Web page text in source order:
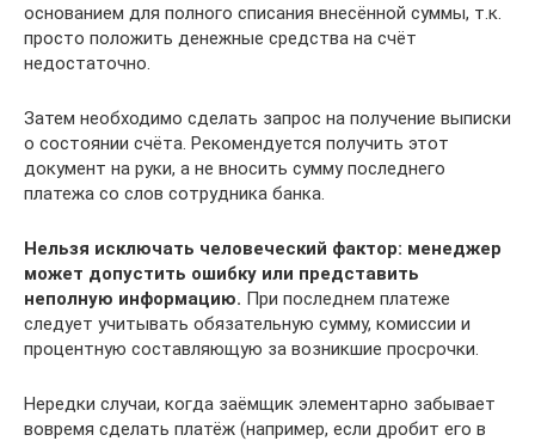
основанием для полного списания внесённой суммы, т.к.
просто положить денежные средства на счёт
недостаточно.
Затем необходимо сделать запрос на получение выписки
о состоянии счёта. Рекомендуется получить этот
документ на руки, а не вносить сумму последнего
платежа со слов сотрудника банка.
Нельзя исключать человеческий фактор: менеджер
может допустить ошибку или представить
неполную информацию. При последнем платеже
следует учитывать обязательную сумму, комиссии и
процентную составляющую за возникшие просрочки.
Нередки случаи, когда заёмщик элементарно забывает
вовремя сделать платёж (например, если дробит его в